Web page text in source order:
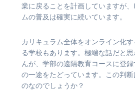
業に戻ることを計画していますが
ムの普及は確実に続いています。
カリキュラム全体をオンライン化
る学校もあります。極端な話だと
んが、学部の遠隔教育コースに登
の一途をたどっています。この判
のなのでしょうか？